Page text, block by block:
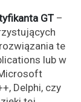
GT –
te
lub w
, Delphi, czy